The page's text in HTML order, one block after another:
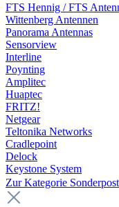
FTS Hennig / FTS
Wittenberg Antennen
Panorama Antennas
Sensorview
Interline
Poynting
Amplitec
Huaptec
FRITZ!
Netgear
Teltonika Networks
Cradlepoint
Delock
Keystone System
Zur Kategorie